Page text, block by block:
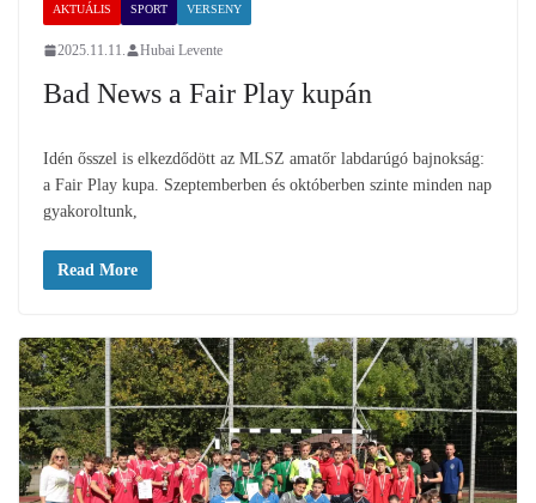
AKTUÁLIS SPORT VERSENY
2025.11.11. Hubai Levente
Bad News a Fair Play kupán
Idén ősszel is elkezdődött az MLSZ amatőr labdarúgó bajnokság:
a Fair Play kupa. Szeptemberben és októberben szinte minden nap
gyakoroltunk,
Read More